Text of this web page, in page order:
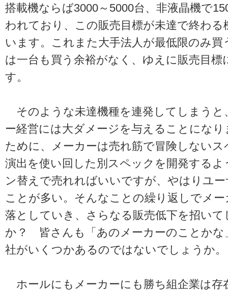
搭載機ならば3000～5000台、非液晶機で
われており、この販売目標が未達で終わる
います。これまた大手法人が最低限のみ買
は一台も買う余裕がなく、ゆえに販売目
す。
そのような未達機種を連発してしまうと
ー経営には大ダメージを与えることにな
ために、メーカーは売れ筋で冒険しない
演出を使い回した別スペックを開発する
ン替えで売れればいいですが、やはりユ
ことが多い。そんなことの繰り返しでメ
落としていき、さらなる販売低下を招い
か？ 皆さんも「あのメーカーのことかな
社がいくつかあるのではないでしょうか。
ホールにもメーカーにも勝ち組企業は存